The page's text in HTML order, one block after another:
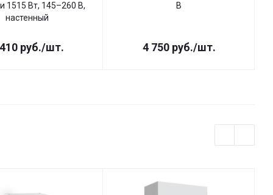
1515 Вт, 145–260 В,
настенный
руб./шт.
В
4 750руб./шт.